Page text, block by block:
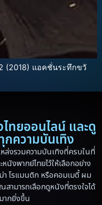
(2018) แอคชั่นระทึกขวั
ทยออนไลน์ และดู
ความบันเทิง
ล่งรวมความบันเทิงที่ครบในที่
นังพากย์ไทยไว้ให้เลือกอย่าง
า โรแมนติก หรือคอมเมดี้ ผม
สามารถเลือกดูหนังที่ตรงใจได้
ากยิ่งขึ้น